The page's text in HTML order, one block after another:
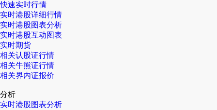
快速实时行情
实时港股详细行情
实时港股图表分析
实时港股互动图表
实时期货
相关认股证行情
相关牛熊证行情
相关界内证报价
分析
实时港股图表分析